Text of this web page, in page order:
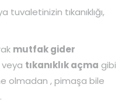
tuvaletinizin tıkanıklığı,
mutfak gider
veya tıkanıklık açma gibi
olmadan , pimaşa bile